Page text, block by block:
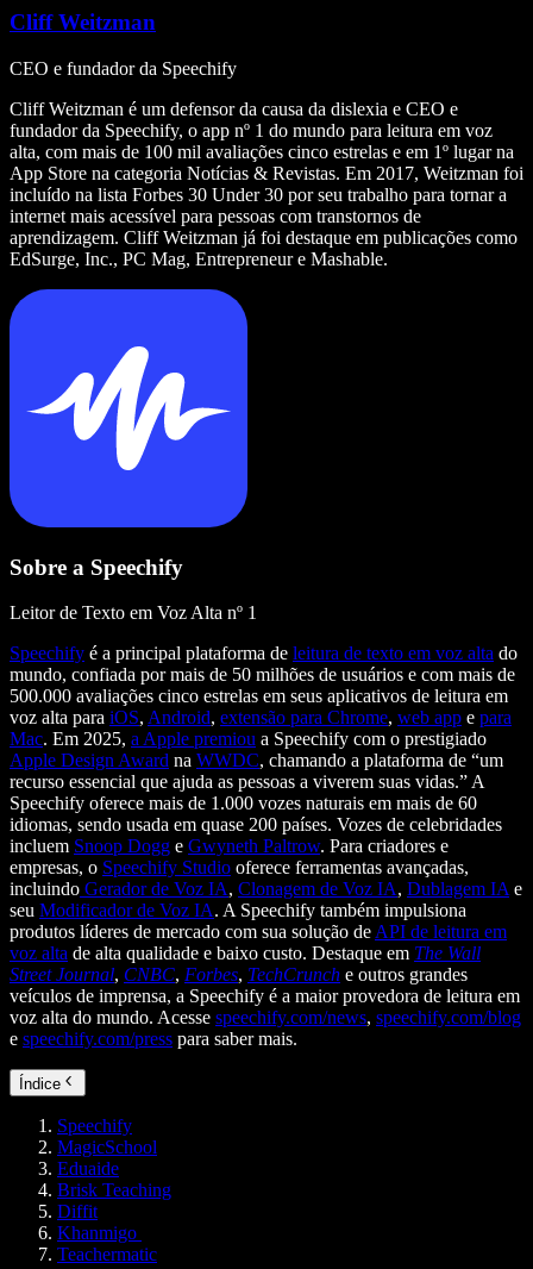
Cliff Weitzman
CEO e fundador da Speechify
Cliff Weitzman é um defensor da causa da dislexia e CEO e
fundador da Speechify, o app nº 1 do mundo para leitura em voz
alta, com mais de 100 mil avaliações cinco estrelas e em 1º lugar na
App Store na categoria Notícias & Revistas. Em 2017, Weitzman foi
incluído na lista Forbes 30 Under 30 por seu trabalho para tornar a
internet mais acessível para pessoas com transtornos de
aprendizagem. Cliff Weitzman já foi destaque em publicações como
EdSurge, Inc., PC Mag, Entrepreneur e Mashable.
Sobre a Speechify
Leitor de Texto em Voz Alta nº 1
Speechify é a principal plataforma de leitura de texto em voz alta do
mundo, confiada por mais de 50 milhões de usuários e com mais de
500.000 avaliações cinco estrelas em seus aplicativos de leitura em
voz alta para iOS, Android, extensão para Chrome, web app e para
Mac. Em 2025, a Apple premiou a Speechify com o prestigiado
Apple Design Award na WWDC, chamando a plataforma de “um
recurso essencial que ajuda as pessoas a viverem suas vidas.” A
Speechify oferece mais de 1.000 vozes naturais em mais de 60
idiomas, sendo usada em quase 200 países. Vozes de celebridades
incluem Snoop Dogg e Gwyneth Paltrow. Para criadores e
empresas, o Speechify Studio oferece ferramentas avançadas,
incluindo Gerador de Voz IA, Clonagem de Voz IA, Dublagem IA e
seu Modificador de Voz IA. A Speechify também impulsiona
produtos líderes de mercado com sua solução de API de leitura em
voz alta de alta qualidade e baixo custo. Destaque em The Wall
Street Journal, CNBC, Forbes, TechCrunch e outros grandes
veículos de imprensa, a Speechify é a maior provedora de leitura em
voz alta do mundo. Acesse speechify.com/news, speechify.com/blog
e speechify.com/press para saber mais.
Índice
Speechify
MagicSchool
Eduaide
Brisk Teaching
Diffit
Khanmigo
Teachermatic